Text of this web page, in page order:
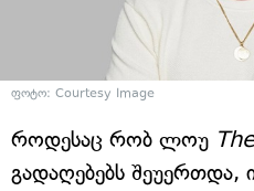
ფოტო: Courtesy Image
როდესაც რობ ლოუ
გადაღებებს შეუერთდა,